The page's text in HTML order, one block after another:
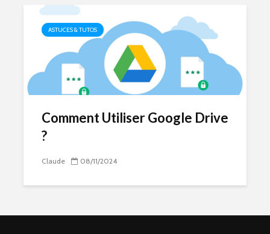
ASTUCES & TUTOS
Comment Utiliser Google Drive
?
Claude 08/11/2024